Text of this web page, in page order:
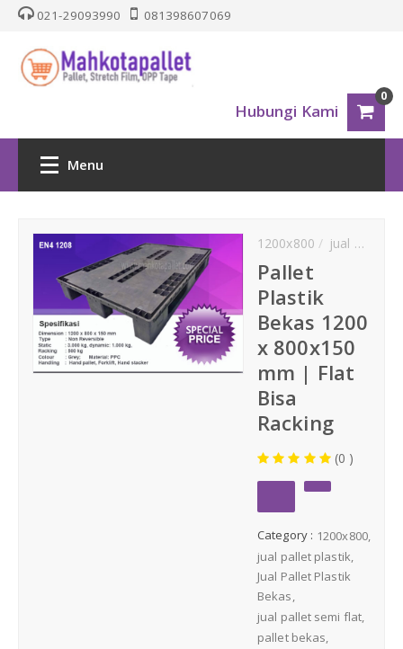
021-29093990 081398607069
Hubungi Kami
0
Menu
PALLET PLASTIK
Nestable
One Way Series
1200x800 jual pallet plastik
Pallet
Plastik
Bekas 1200
x 800x150
mm | Flat
Bisa
Racking
(0 )
Category : 1200x800
jual pallet plastik
Jual Pallet Plastik
Bekas
jual pallet semi flat
pallet bekas